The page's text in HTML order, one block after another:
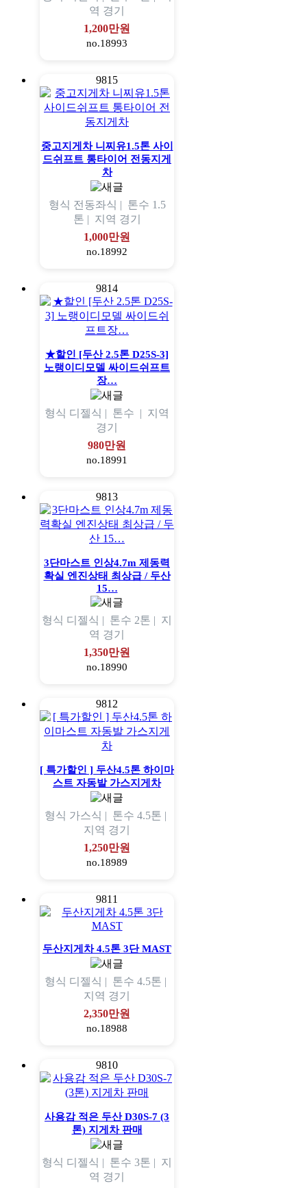
역 경기
1,200만원
no.18993
9815
중고지게차 니찌유1.5톤 사이
드쉬프트 통타이어 전동지게
차
형식 전동좌식 | 톤수 1.5
톤 | 지역 경기
1,000만원
no.18992
9814
★할인 [두산 2.5톤 D25S-3]
노랭이디모델 싸이드쉬프트
장…
형식 디젤식 | 톤수 | 지역
경기
980만원
no.18991
9813
3단마스트 인상4.7m 제동력
확실 엔진상태 최상급 / 두산
15…
형식 디젤식 | 톤수 2톤 | 지
역 경기
1,350만원
no.18990
9812
[ 특가할인 ] 두산4.5톤 하이마
스트 자동발 가스지게차
형식 가스식 | 톤수 4.5톤 |
지역 경기
1,250만원
no.18989
9811
두산지게차 4.5톤 3단 MAST
형식 디젤식 | 톤수 4.5톤 |
지역 경기
2,350만원
no.18988
9810
사용감 적은 두산 D30S-7 (3
톤) 지게차 판매
형식 디젤식 | 톤수 3톤 | 지
역 경기